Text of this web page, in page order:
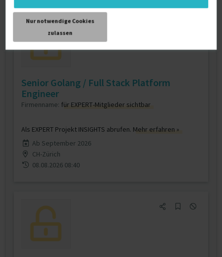
Nur notwendige Cookies
zulassen
Senior Golang / Full Stack Platform
Engineer
Firmenname: für EXPERT-Mitglieder sichtbar
Als EXPERT Projekt INSIGHTS abrufen. Mehr erfahren »
Ab September 2026
CH-Zürich
08.08.2026 08:40